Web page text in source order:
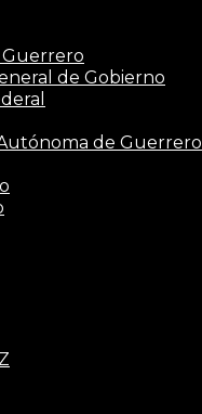
de Gobierno
de Guerrero